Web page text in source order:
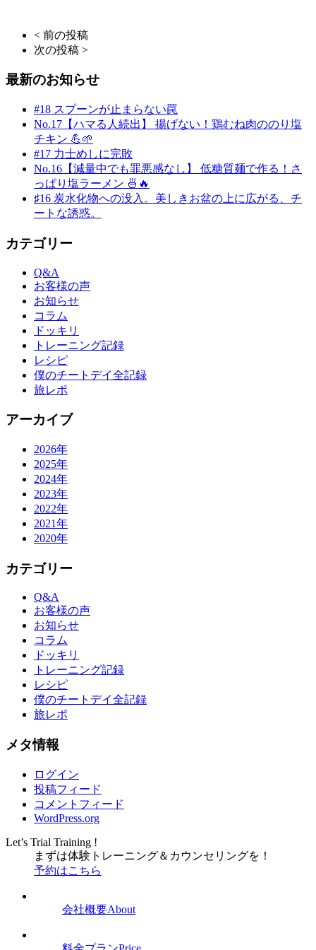
< 前の投稿
次の投稿 >
最新のお知らせ
#18 スプーンが止まらない罠
No.17【ハマる人続出】 揚げない！鶏むね肉ののり塩
チキン 💪🌱
#17 力士めしに完敗
No.16【減量中でも罪悪感なし】 低糖質麺で作る！さ
っぱり塩ラーメン 🍜🔥
♯16 炭水化物への没入。美しきお盆の上に広がる、チ
ートな誘惑。
カテゴリー
Q&A
お客様の声
お知らせ
コラム
ドッキリ
トレーニング記録
レシピ
僕のチートデイ全記録
旅レポ
アーカイブ
2026年
2025年
2024年
2023年
2022年
2021年
2020年
カテゴリー
Q&A
お客様の声
お知らせ
コラム
ドッキリ
トレーニング記録
レシピ
僕のチートデイ全記録
旅レポ
メタ情報
ログイン
投稿フィード
コメントフィード
WordPress.org
Let’s Trial Training !
まずは体験トレーニング＆ カウンセリングを！
予約はこちら
会社概要About